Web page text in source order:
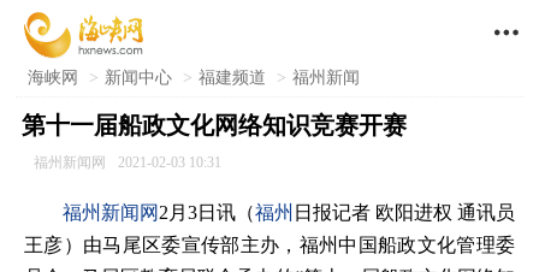

海峡网 > 新闻中心 > 福建频道 > 福州新闻
第十一届船政文化网络知识竞赛开赛
福州新闻网 2021-02-03 10:31
福州新闻网 2月3日讯（福州 日报记者 欧阳进权 通讯员
王彦）由马尾区委宣传部主办，福州中国船政文化管理委